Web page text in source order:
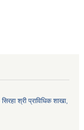
श्री प्राविधिक शाखा,